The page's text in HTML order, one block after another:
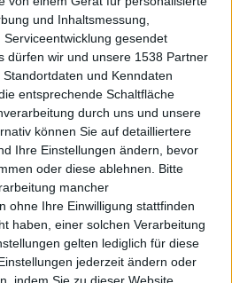
von einem Gerät für personalisierte
und Inhaltsmessung,
gesendet
dürfen wir und unsere 1538 Partner
und Kenndaten
entsprechende Schaltfläche
durch uns und unsere
können Sie auf detailliertere
Ihre Einstellungen ändern, bevor
oder diese ablehnen. Bitte
mancher
ohne Ihre Einwilligung stattfinden
haben, einer solchen Verarbeitung
gelten lediglich für diese
jederzeit ändern oder